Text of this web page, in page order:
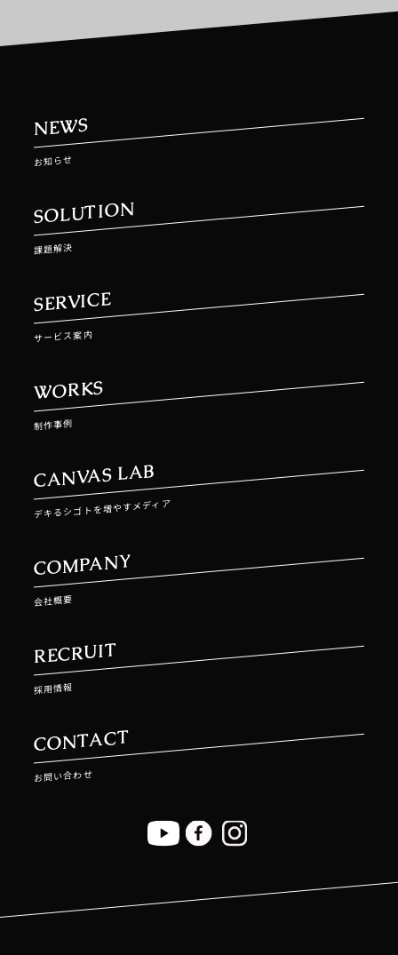
NEWS
お知らせ
SOLUTION
課題解決
SERVICE
サービス案内
WORKS
制作事例
CANVAS LAB
デキるシゴトを増やすメディア
COMPANY
会社概要
RECRUIT
採用情報
CONTACT
お問い合わせ